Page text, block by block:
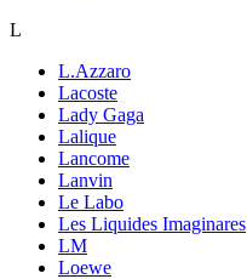
L
L.Azzaro
Lacoste
Lady Gaga
Lalique
Lancome
Lanvin
Le Labo
Les Liquides Imaginares
LM
Loewe